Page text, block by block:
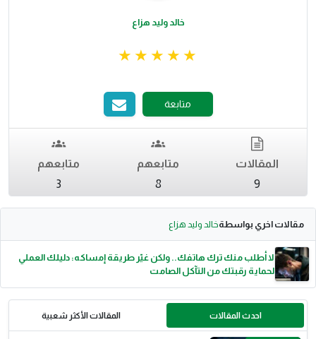
خالد وليد هزاع
متابعة
المقالات
9
متابعهم
8
متابعهم
3
مقالات اخري بواسطةخالد وليد هزاع
لا أطلب منك ترك هاتفك.. ولكن غيّر طريقة إمساكه: دليلك العملي
لحماية رقبتك من التآكل الصامت
احدث المقالات المقالات الأكثر شعبية